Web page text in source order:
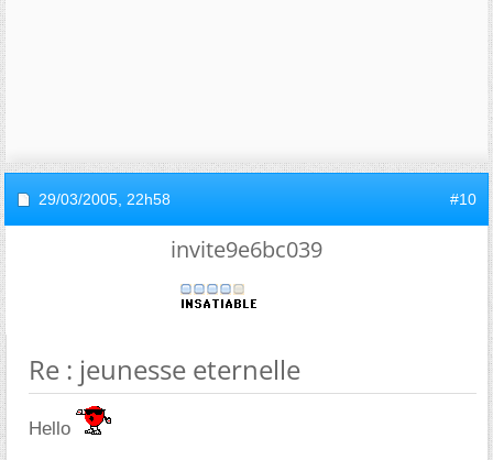
29/03/2005, 22h58 #10
invite9e6bc039
Re : jeunesse eternelle
Hello